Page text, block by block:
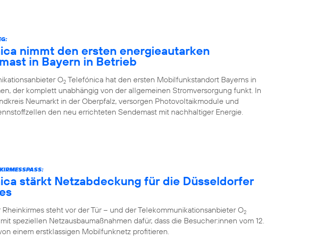
nimmt den ersten energieautarken
in Bayern in Betrieb
O2 Telefónica hat den ersten Mobilfunkstandort Bayerns in
der komplett unabhängig von der allgemeinen Stromversorgung funkt. In
Neumarkt in der Oberpfalz, versorgen Photovoltaikmodule und
den neu errichteten Sendemast mit nachhaltiger Energie.
stärkt Netzabdeckung für die Düsseldorfer
steht vor der Tür – und der Telekommunikationsanbieter O2
speziellen Netzausbaumaßnahmen dafür, dass die Besucher:innen vom 12.
einem erstklassigen Mobilfunknetz profitieren.